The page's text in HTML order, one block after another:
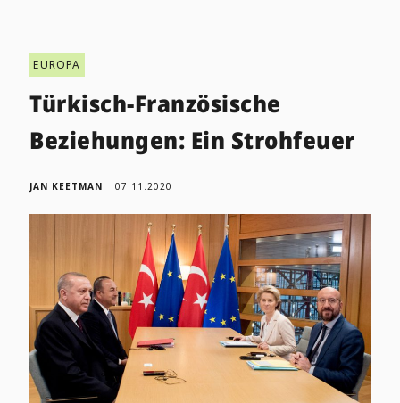
EUROPA
Türkisch-Französische
Beziehungen: Ein Strohfeuer
JAN KEETMAN 07.11.2020